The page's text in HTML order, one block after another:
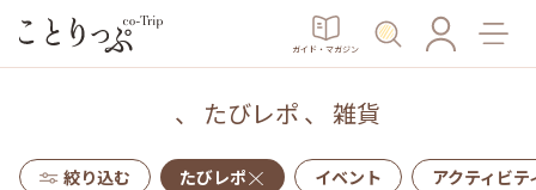
ガイド・マガジン
、 たびレポ 、 雑貨
絞り込む たびレポ イベント アクティビテ